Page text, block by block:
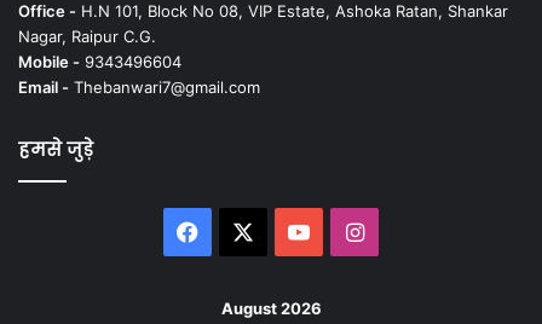
Office - H.N 101, Block No 08, VIP Estate, Ashoka Ratan, Shankar
Nagar, Raipur C.G.
Mobile - 9343496604
Email - Thebanwari7@gmail.com
हमसे जुड़े
Facebook YouTubeInstagram
August 2026